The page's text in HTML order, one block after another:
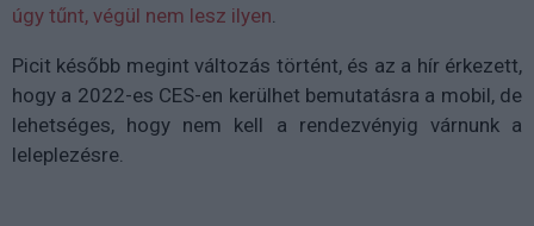
úgy tűnt, végül nem lesz ilyen.
Picit később megint változás történt, és az a hír érkezett,
hogy a 2022-es CES-en kerülhet bemutatásra a mobil, de
lehetséges, hogy nem kell a rendezvényig várnunk a
leleplezésre.